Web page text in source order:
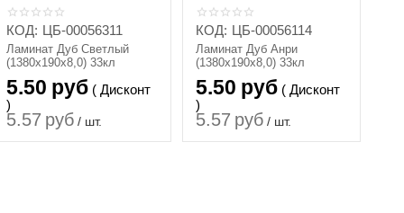
КОД: ЦБ-00056311
Ламинат Дуб Светлый
(1380х190х8,0) 33кл
5.50 руб ( Дисконт
)
5.57 руб / шт.
КОД: ЦБ-00056114
Ламинат Дуб Анри
(1380х190х8,0) 33кл
5.50 руб ( Дисконт
)
5.57 руб / шт.